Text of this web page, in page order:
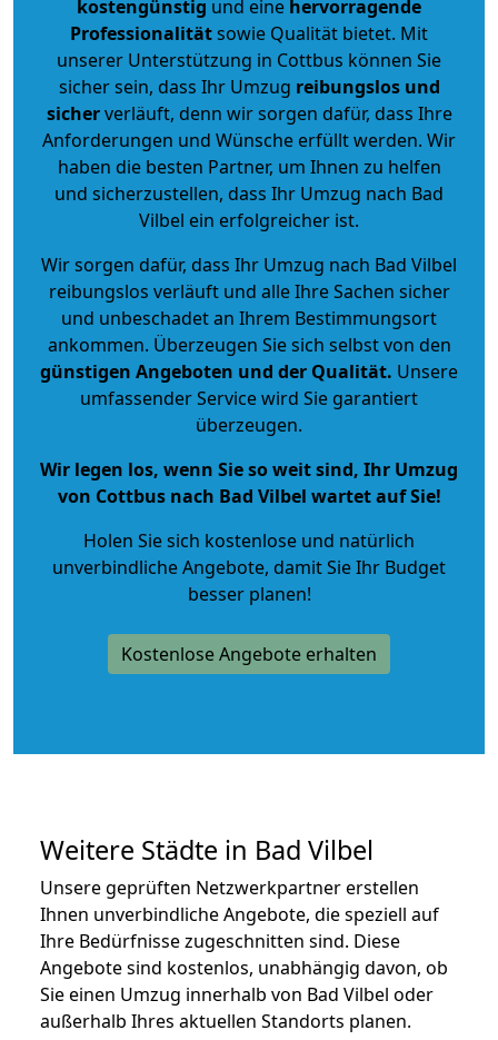
kostengünstig und eine hervorragende
Professionalitätsowie Qualität bietet. Mit
unserer Unterstützung in Cottbus können Sie
sicher sein, dass Ihr Umzug reibungslos und
sicherverläuft, denn wir sorgen dafür, dass Ihre
Anforderungen und Wünsche erfüllt werden. Wir
haben die besten Partner, um Ihnen zu helfen
und sicherzustellen, dass Ihr Umzug nach Bad
Vilbel ein erfolgreicher ist.
Wir sorgen dafür, dass Ihr Umzug nach Bad Vilbel
reibungslos verläuft und alle Ihre Sachen sicher
und unbeschadet an Ihrem Bestimmungsort
ankommen. Überzeugen Sie sich selbst von den
günstigen Angeboten und der Qualität. Unsere
umfassender Service wird Sie garantiert
überzeugen.
Wir legen los, wenn Sie so weit sind, Ihr Umzug
von Cottbus nach Bad Vilbel wartet auf Sie!
Holen Sie sich kostenlose und natürlich
unverbindliche Angebote, damit Sie Ihr Budget
besser planen!
Kostenlose Angebote erhalten
Weitere Städte in Bad Vilbel
Unsere geprüften Netzwerkpartner erstellen
Ihnen unverbindliche Angebote, die speziell auf
Ihre Bedürfnisse zugeschnitten sind. Diese
Angebote sind kostenlos, unabhängig davon, ob
Sie einen Umzug innerhalb von Bad Vilbel oder
außerhalb Ihres aktuellen Standorts planen.